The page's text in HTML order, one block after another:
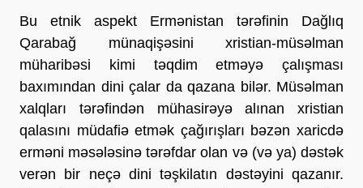
Bu etnik aspekt Ermənistan tərəfinin Dağlıq
Qarabağ münaqişəsini xristian-müsəlman
müharibəsi kimi təqdim etməyə çalışması
baxımından dini çalar da qazana bilər. Müsəlman
xalqları tərəfindən mühasirəyə alınan xristian
qalasını müdafiə etmək çağırışları bəzən xaricdə
erməni məsələsinə tərəfdar olan və (və ya) dəstək
verən bir neçə dini təşkilatın dəstəyini qazanır.